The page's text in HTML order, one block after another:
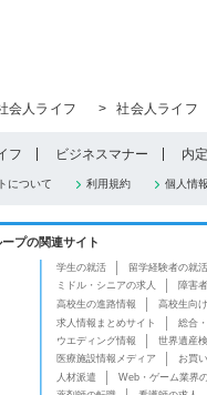
会人ライフ > 社会人ライフ
フ ビジネスマナー 内
について 利用規約 個人情
プの関連サイト
学生の就活 留学経験者の就活
ミドル・シニアの求人
障害
高校生の進路情報
高校生向
求人情報まとめサイト 総合
ウエディング情報
世界遺産
医療施設情報メディア
お買
人材派遣 Web・ゲーム業界